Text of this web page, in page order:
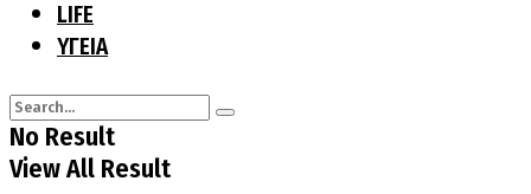
LIFE
ΥΓΕΙΑ
No Result
View All Result